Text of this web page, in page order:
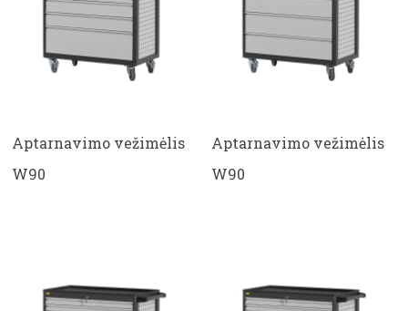
Aptarnavimo vežimėlis
W90
Aptarnavimo vežimėlis
W90